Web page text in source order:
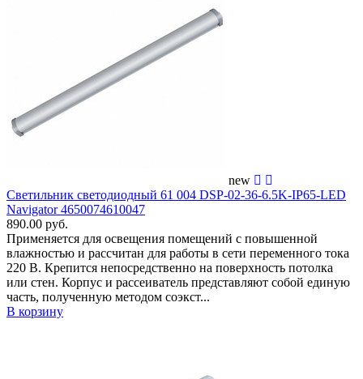
new
Светильник светодиодный 61 004 DSP-02-36-6.5K-IP65-LED
Navigator 4650074610047
890.00 руб.
Применяется для освещения помещений c повышенной
влажностью и рассчитан для работы в сети переменного тока
220 В. Крепится непосредственно на поверхность потолка
или стен. Корпус и рассеиватель представляют собой единую
часть, полученную методом соэкст...
В корзину